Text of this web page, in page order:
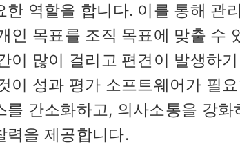
역할을 합니다. 이를 통해 관
인 목표를 조직 목표에 맞출 수
이 많이 걸리고 편견이 발생하
이 성과 평가 소프트웨어가 필
간소화하고, 의사소통을 강화
력을 제공합니다.